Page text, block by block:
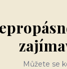
Můžete se